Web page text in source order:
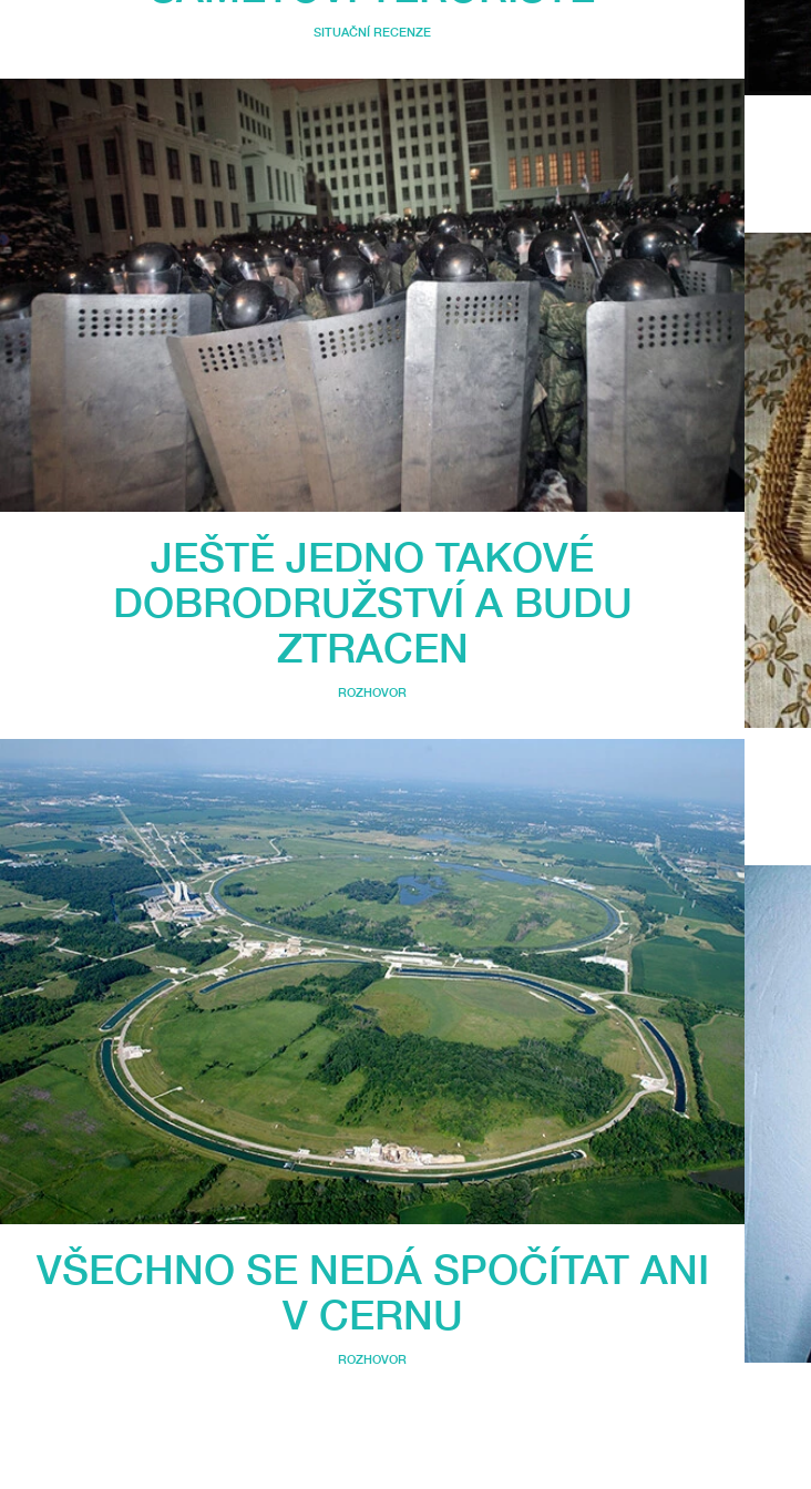
SITUAČNÍ RECENZE
JEŠTĚ JEDNO TAKOVÉ
DOBRODRUŽSTVÍ A BUDU
ZTRACEN
ROZHOVOR
VŠECHNO SE NEDÁ SPOČÍTAT ANI
V CERNU
ROZHOVOR